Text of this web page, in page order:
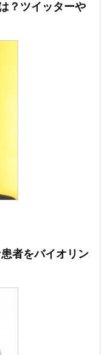
？ツイッターや
者をバイオリン